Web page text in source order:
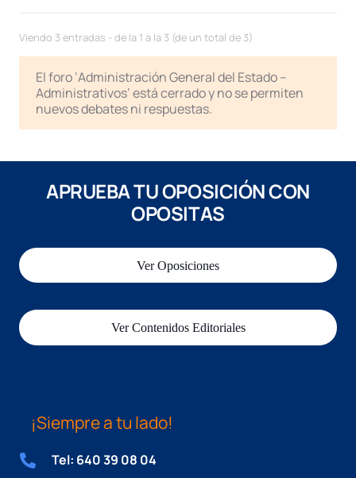
Viendo 3 entradas - de la 1 a la 3 (de un total de 3)
El foro ‘Administración General del Estado –
Administrativos’ está cerrado y no se permiten
nuevos debates ni respuestas.
APRUEBA TU OPOSICIÓN CON
OPOSITAS
Ver Oposiciones
Ver Contenidos Editoriales
¡Siempre a tu lado!
Tel: 640 39 08 04